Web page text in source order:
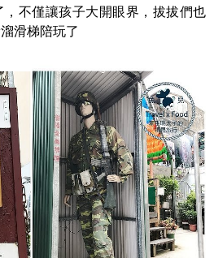
不僅讓孩子大開眼界，拔拔們也
滑梯陪玩了